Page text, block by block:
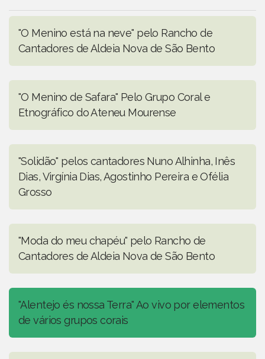
"O Menino está na neve" pelo Rancho de
Cantadores de Aldeia Nova de São Bento
"O Menino de Safara" Pelo Grupo Coral e
Etnográfico do Ateneu Mourense
"Solidão" pelos cantadores Nuno Alhinha, Inês
Dias, Virgínia Dias, Agostinho Pereira e Ofélia
Grosso
"Moda do meu chapéu" pelo Rancho de
Cantadores de Aldeia Nova de São Bento
"Alentejo és nossa Terra" Ao vivo por elementos
de vários grupos corais